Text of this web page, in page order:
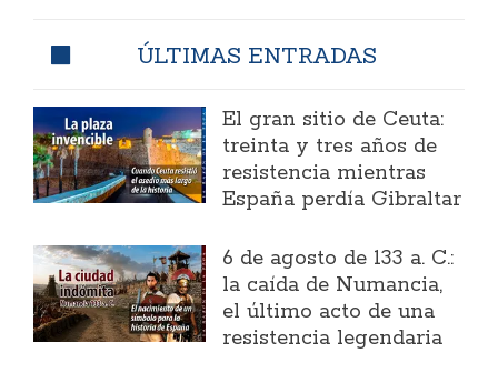
ÚLTIMAS ENTRADAS
El gran sitio de Ceuta:
treinta y tres años de
resistencia mientras
España perdía Gibraltar
6 de agosto de 133 a. C.:
la caída de Numancia,
el último acto de una
resistencia legendaria